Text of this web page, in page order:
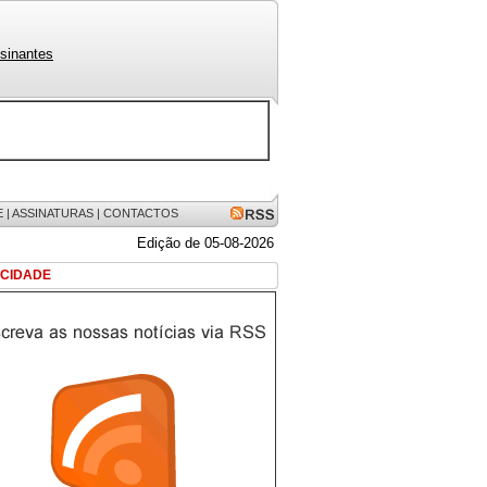
| ASSINATURAS | CONTACTOS
Edição de 05-08-2026